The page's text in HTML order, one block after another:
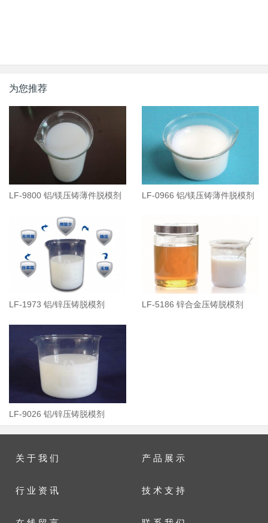
为您推荐
LF-9800 铝/镁压铸薄件脱模剂 LF-0966 铝/镁压铸薄件脱模剂
LF-1973 铝/锌压铸脱模剂 LF-5186 锌合金压铸脱模剂
LF-9026 铝/锌压铸脱模剂
关 于 我 们 产 品 展 示
行 业 资 讯 技 术 支 持